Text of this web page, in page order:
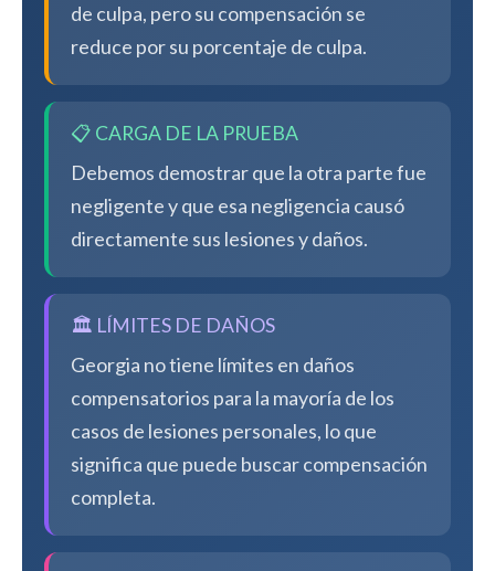
de culpa, pero su compensación se
reduce por su porcentaje de culpa.
📋 CARGA DE LA PRUEBA
Debemos demostrar que la otra parte fue
negligente y que esa negligencia causó
directamente sus lesiones y daños.
🏛️ LÍMITES DE DAÑOS
Georgia no tiene límites en daños
compensatorios para la mayoría de los
casos de lesiones personales, lo que
significa que puede buscar compensación
completa.